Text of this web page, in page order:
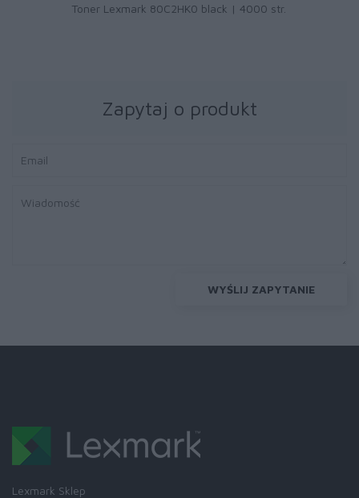
Toner Lexmark 80C2HK0 black | 4000 str.
Zapytaj o produkt
WYŚLIJ ZAPYTANIE
Lexmark Sklep